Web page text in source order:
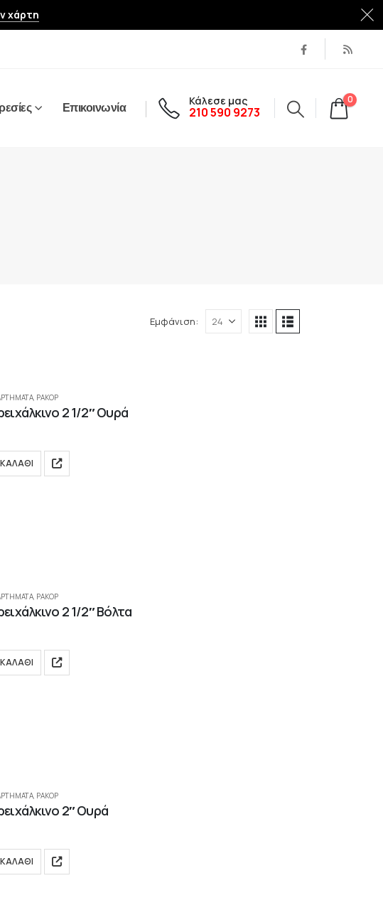
χάρτη
Επικοινωνία Κάλεσε μας
210 590 9273
0
Εμφάνιση:
, ΡΑΚΌΡ
2 1/2″ Ουρά
, ΡΑΚΌΡ
2 1/2″ Βόλτα
, ΡΑΚΌΡ
2″ Ουρά